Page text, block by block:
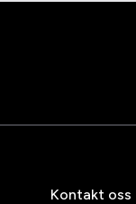
Kontakt oss